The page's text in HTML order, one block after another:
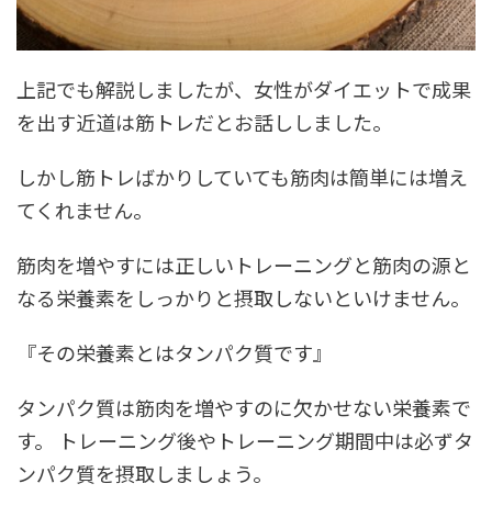
上記でも解説しましたが、女性がダイエットで成果
を出す近道は筋トレだとお話ししました。
しかし筋トレばかりしていても筋肉は簡単には増え
てくれません。
筋肉を増やすには正しいトレーニングと筋肉の源と
なる栄養素をしっかりと摂取しないといけません。
『その栄養素とはタンパク質です』
タンパク質は筋肉を増やすのに欠かせない栄養素で
す。
トレーニング後やトレーニング期間中は必ずタ
ンパク質を摂取しましょう。